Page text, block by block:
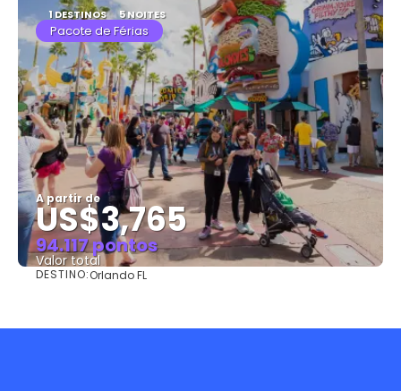
1 DESTINOS 5 NOITES
Pacote de Férias
A partir de
US$3,765
94.117 pontos
Valor total
DESTINO:Orlando FL